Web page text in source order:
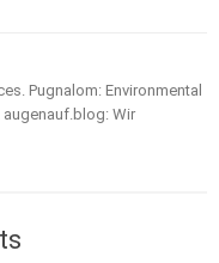
Pugnalom: Environmental
augenauf.blog: Wir